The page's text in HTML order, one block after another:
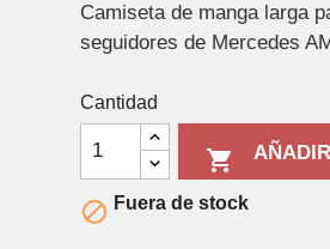
Camiseta de manga larga
seguidores de Mercedes
Cantidad

 Fuera de stock